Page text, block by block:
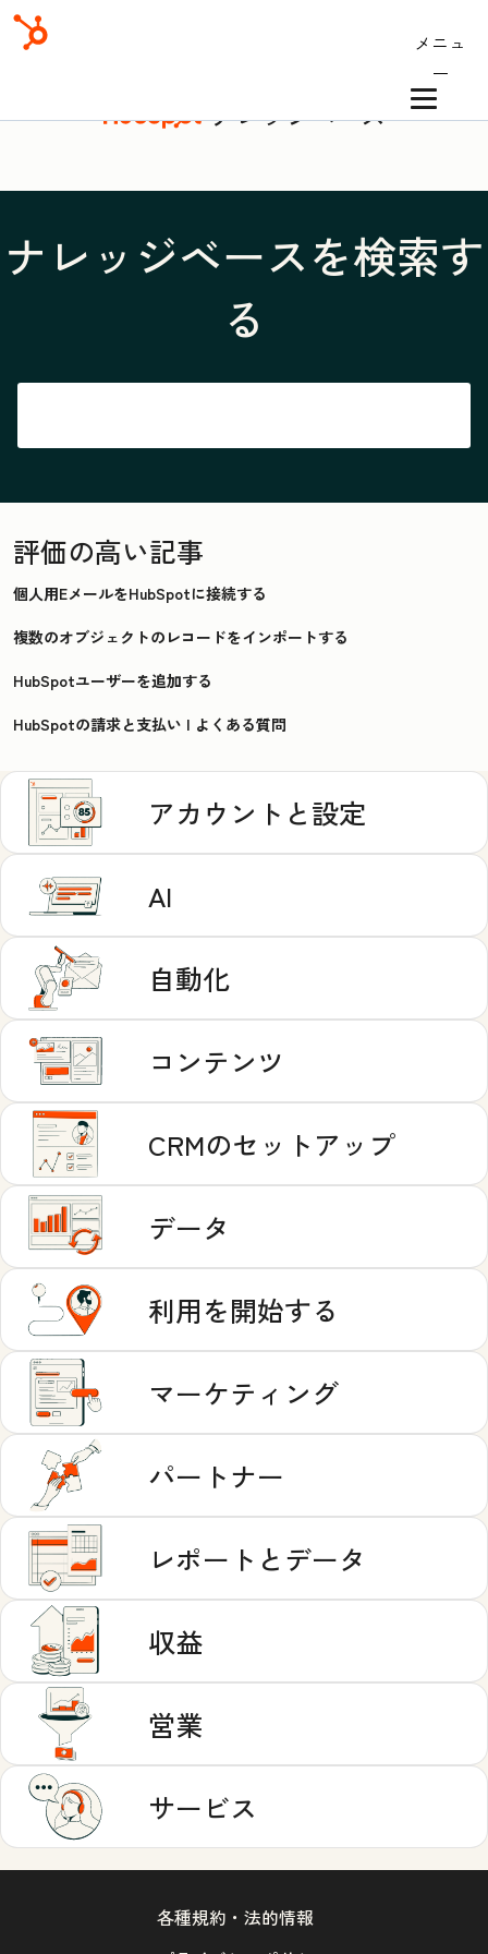
メニュ
ー
ナレッジベース
ナレッジベースを検索す
る
評価の高い記事
個人用EメールをHubSpotに接続する
複数のオブジェクトのレコードをインポートする
HubSpotユーザーを追加する
HubSpotの請求と支払い | よくある質問
アカウントと設定
AI
自動化
コンテンツ
CRMのセットアップ
データ
利用を開始する
マーケティング
パートナー
レポートとデータ
収益
営業
サービス
各種規約・法的情報